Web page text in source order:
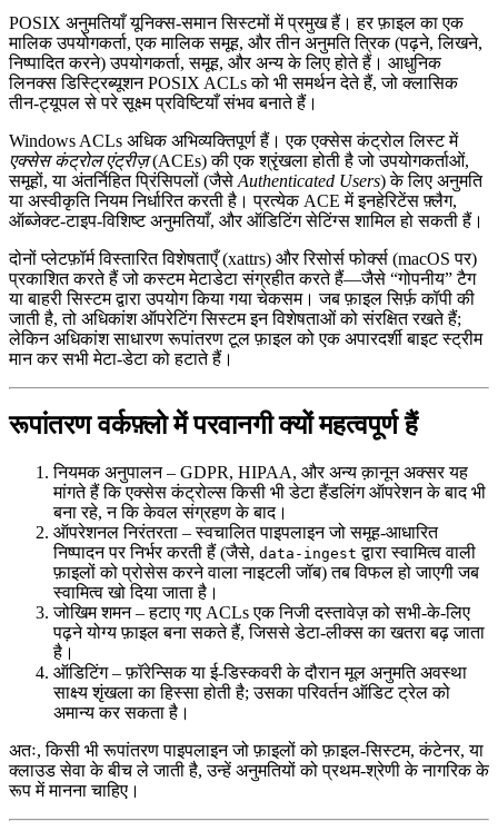
POSIX अनुमतियाँयूनिक्स‑समान सिस्टमों में प्रमुख हैं। हर फ़ाइल का एक
मालिक उपयोगकर्ता, एक मालिक समूह, और तीन अनुमति त्रिक (पढ़ने, लिखने,
निष्पादित करने) उपयोगकर्ता, समूह, और अन्य के लिए होते हैं। आधुनिक
लिनक्स डिस्ट्रिब्यूशनPOSIX ACLsको भी समर्थन देते हैं, जो क्लासिक
तीन‑ट्यूपल से परे सूक्ष्म प्रविष्टियाँ संभव बनाते हैं।
Windows ACLs अधिक अभिव्यक्तिपूर्ण हैं। एक एक्सेस कंट्रोल लिस्ट में
एक्सेस कंट्रोल एंट्रीज़(ACEs) की एक श्रृंखला होती है जो उपयोगकर्ताओं,
समूहों, या अंतर्निहित प्रिंसिपलों (जैसे Authenticated Users) के लिए अनुमति
या अस्वीकृति नियम निर्धारित करती है। प्रत्येक ACE में इनहेरिटेंस फ़्लैग,
ऑब्जेक्ट‑टाइप‑विशिष्ट अनुमतियाँ, और ऑडिटिंग सेटिंग्स शामिल हो सकती हैं।
दोनों प्लेटफ़ॉर्मविस्तारित विशेषताएँ(xattrs) औररिसोर्स फोर्क्स (macOS पर)
प्रकाशित करते हैं जो कस्टम मेटाडेटा संग्रहीत करते हैं—जैसे “गोपनीय” टैग
या बाहरी सिस्टम द्वारा उपयोग किया गया चेकसम। जब फ़ाइल सिर्फ़ कॉपी की
जाती है, तो अधिकांश ऑपरेटिंग सिस्टम इन विशेषताओं को संरक्षित रखते हैं;
लेकिन अधिकांश साधारण रूपांतरण टूल फ़ाइल को एक अपारदर्शी बाइट स्ट्रीम
मान कर सभी मेटा‑डेटा को हटाते हैं।
रूपांतरण वर्कफ़्लो में परवानगी क्यों महत्वपूर्ण हैं
नियमक अनुपालन– GDPR, HIPAA, और अन्य क़ानून अक्सर यह
मांगते हैं कि एक्सेस कंट्रोल्स किसी भी डेटा हैंडलिंग ऑपरेशन के बाद भी
बना रहे, न कि केवल संग्रहण के बाद।
ऑपरेशनल निरंतरता – स्वचालित पाइपलाइन जो समूह‑आधारित
निष्पादन पर निर्भर करती हैं (जैसे, data‑ingest द्वारा स्वामित्व वाली
फ़ाइलों को प्रोसेस करने वाला नाइटली जॉब) तब विफल हो जाएगी जब
स्वामित्व खो दिया जाता है।
जोखिम शमन– हटाए गए ACLs एक निजी दस्तावेज़ को सभी‑के‑लिए
पढ़ने योग्य फ़ाइल बना सकते हैं, जिससे डेटा‑लीक्स का खतरा बढ़ जाता
है।
ऑडिटिंग– फ़ॉरेन्सिक या ई‑डिस्कवरी के दौरान मूल अनुमति अवस्था
साक्ष्य शृंखला का हिस्सा होती है; उसका परिवर्तन ऑडिट ट्रेल को
अमान्य कर सकता है।
अतः, किसी भी रूपांतरण पाइपलाइन जो फ़ाइलों को फ़ाइल‑सिस्टम, कंटेनर, या
क्लाउड सेवा के बीच ले जाती है, उन्हें अनुमतियों को प्रथम‑श्रेणी के नागरिक के
रूप में मानना चाहिए।